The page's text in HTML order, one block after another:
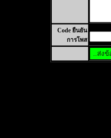
Code ยืนยัน
การโพส